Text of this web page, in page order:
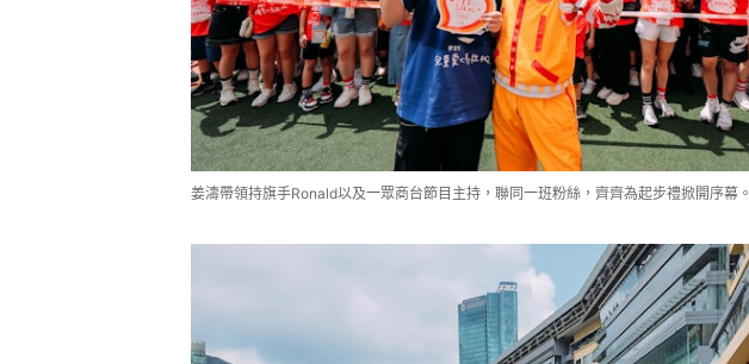
姜濤帶領持旗手Ronald以及一眾商台節目主持，聯同一班粉絲，齊齊為起步禮掀開序幕。